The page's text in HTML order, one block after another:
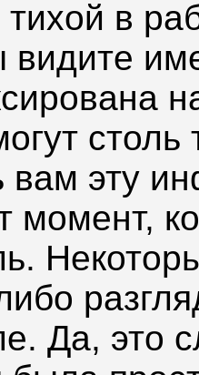
в
видите
столь
вам эту
момент,
Да, это